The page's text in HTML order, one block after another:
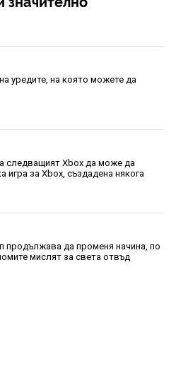
уредите, на която можете да
следващият Xbox да може да
игра за Xbox, създадена някога
продължава да променя начина, по
мислят за света отвъд